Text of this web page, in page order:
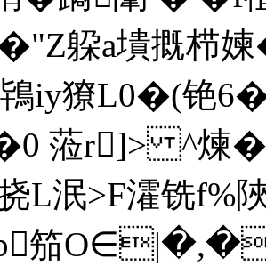
躱a墤摡栉
iy獠L0�(铯
蒞r]> ^煉
L泯>F瀖铣f%
笳O∈|�,�